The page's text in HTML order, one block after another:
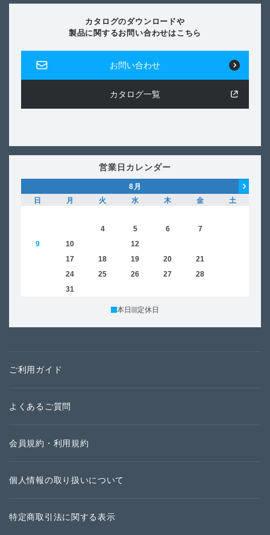
カタログのダウンロードや
製品に関するお問い合わせはこちら
お問い合わせ
カタログ一覧
営業日カレンダー
8月
日
月 火 水 木 金
土
4 5 6 7
9
10 12
17 18 19 20 21
24 25 26 27 28
31
本日 定休日
ご利用ガイド
よくあるご質問
会員規約・利用規約
個人情報の取り扱いについて
特定商取引法に関する表示